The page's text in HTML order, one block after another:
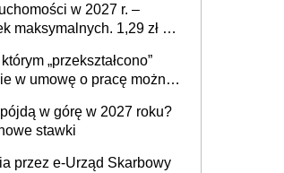
w 2027 r. –
maksymalnych. 1,29 zł za
związanych z
gospodarczej
„przekształcono”
w umowę o pracę można
jedynym
w górę w 2027 roku?
stawki
przez e-Urząd Skarbowy